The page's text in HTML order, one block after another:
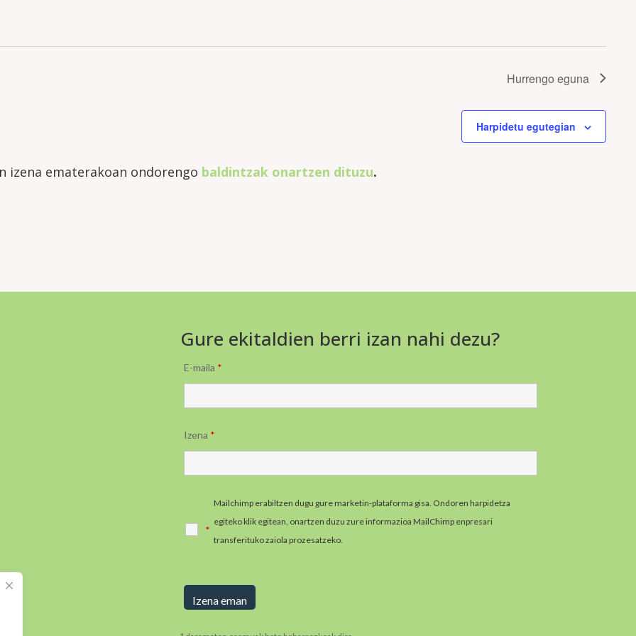
Hurrengo eguna
Harpidetu egutegian
izena ematerakoan ondorengo baldintzak onartzen dituzu.
Gure ekitaldien berri izan nahi dezu?
E-maila *
Izena *
*
Mailchimp erabiltzen dugu gure marketin-plataforma gisa. Ondoren harpidetza
egiteko klik egitean, onartzen duzu zure informazioa MailChimp enpresari
transferituko zaiola prozesatzeko.